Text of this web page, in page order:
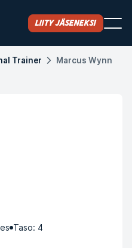
Liity jäseneksi
Trainer Marcus Wynn
Taso: 4